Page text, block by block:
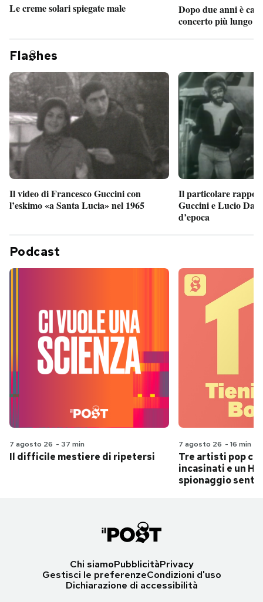
Le creme solari spiegate male
Dopo due anni è
concerto più lungo
Fla hes
Il video di Francesco Guccini con
l’eskimo «a Santa Lucia» nel 1965
Il particolare
Guccini e Lucio
d’epoca
Podcast
7 agosto 26 - 37 min
Il difficile mestiere di ripetersi
7 agosto 26 - 16 min
Tre artisti pop
incasinati e un
spionaggio
Chi siamoPubblicitàPrivacy
Gestisci le preferenzeCondizioni d'uso
Dichiarazione di accessibilità